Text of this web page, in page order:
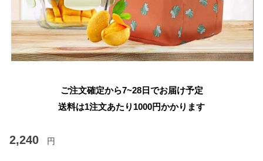
ご注文確定から7~28日でお届け予定
送料は1注文あたり 1000円かかります
2,240 円